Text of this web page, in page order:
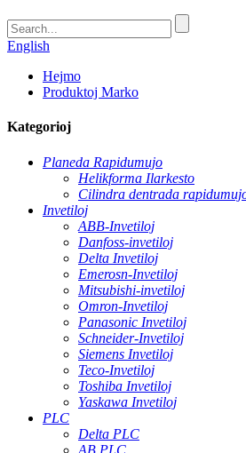
English
Hejmo
Produktoj Marko
Kategorioj
Planeda Rapidumujo
Helikforma Ilarkesto
Cilindra dentrada
Invetiloj
ABB-Invetiloj
Danfoss-invetiloj
Delta Invetiloj
Emerosn-Invetiloj
Mitsubishi-invetiloj
Omron-Invetiloj
Panasonic Invetiloj
Schneider-Invetiloj
Siemens Invetiloj
Teco-Invetiloj
Toshiba Invetiloj
Yaskawa Invetiloj
PLC
Delta PLC
AB PLC